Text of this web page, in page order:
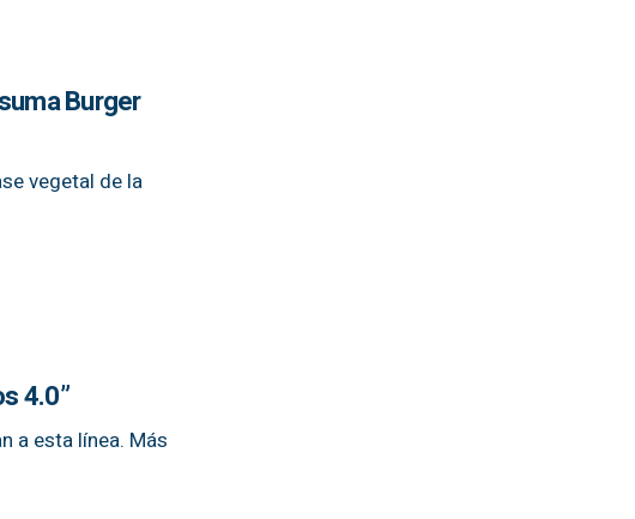
Burger
vegetal de la
4.0”
a esta línea. Más